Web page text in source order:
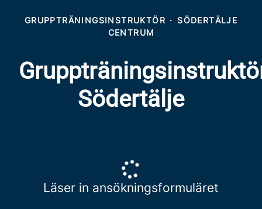
GRUPPTRÄNINGSINSTRUKTÖR · SÖDERTÄLJE
CENTRUM
Södertälje
Läser in ansökningsformuläret